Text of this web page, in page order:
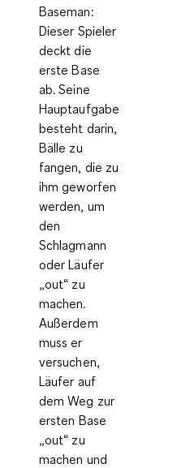
Baseman:
Dieser Spieler
deckt die
erste Base
ab. Seine
Hauptaufgabe
besteht darin,
Bälle zu
fangen, die zu
ihm geworfen
werden, um
den
Schlagmann
oder Läufer
„out“ zu
machen.
Außerdem
muss er
versuchen,
Läufer auf
dem Weg zur
ersten Base
„out“ zu
machen und